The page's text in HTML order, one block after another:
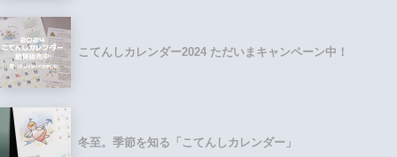
こてんしカレンダー2024 ただいまキャンペーン中！
冬至。季節を知る「こてんしカレンダー」